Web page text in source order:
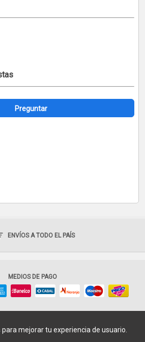
Preguntar
ENVÍOS A TODO EL PAÍS
MEDIOS DE PAGO
mejorar tu experiencia de usuario.